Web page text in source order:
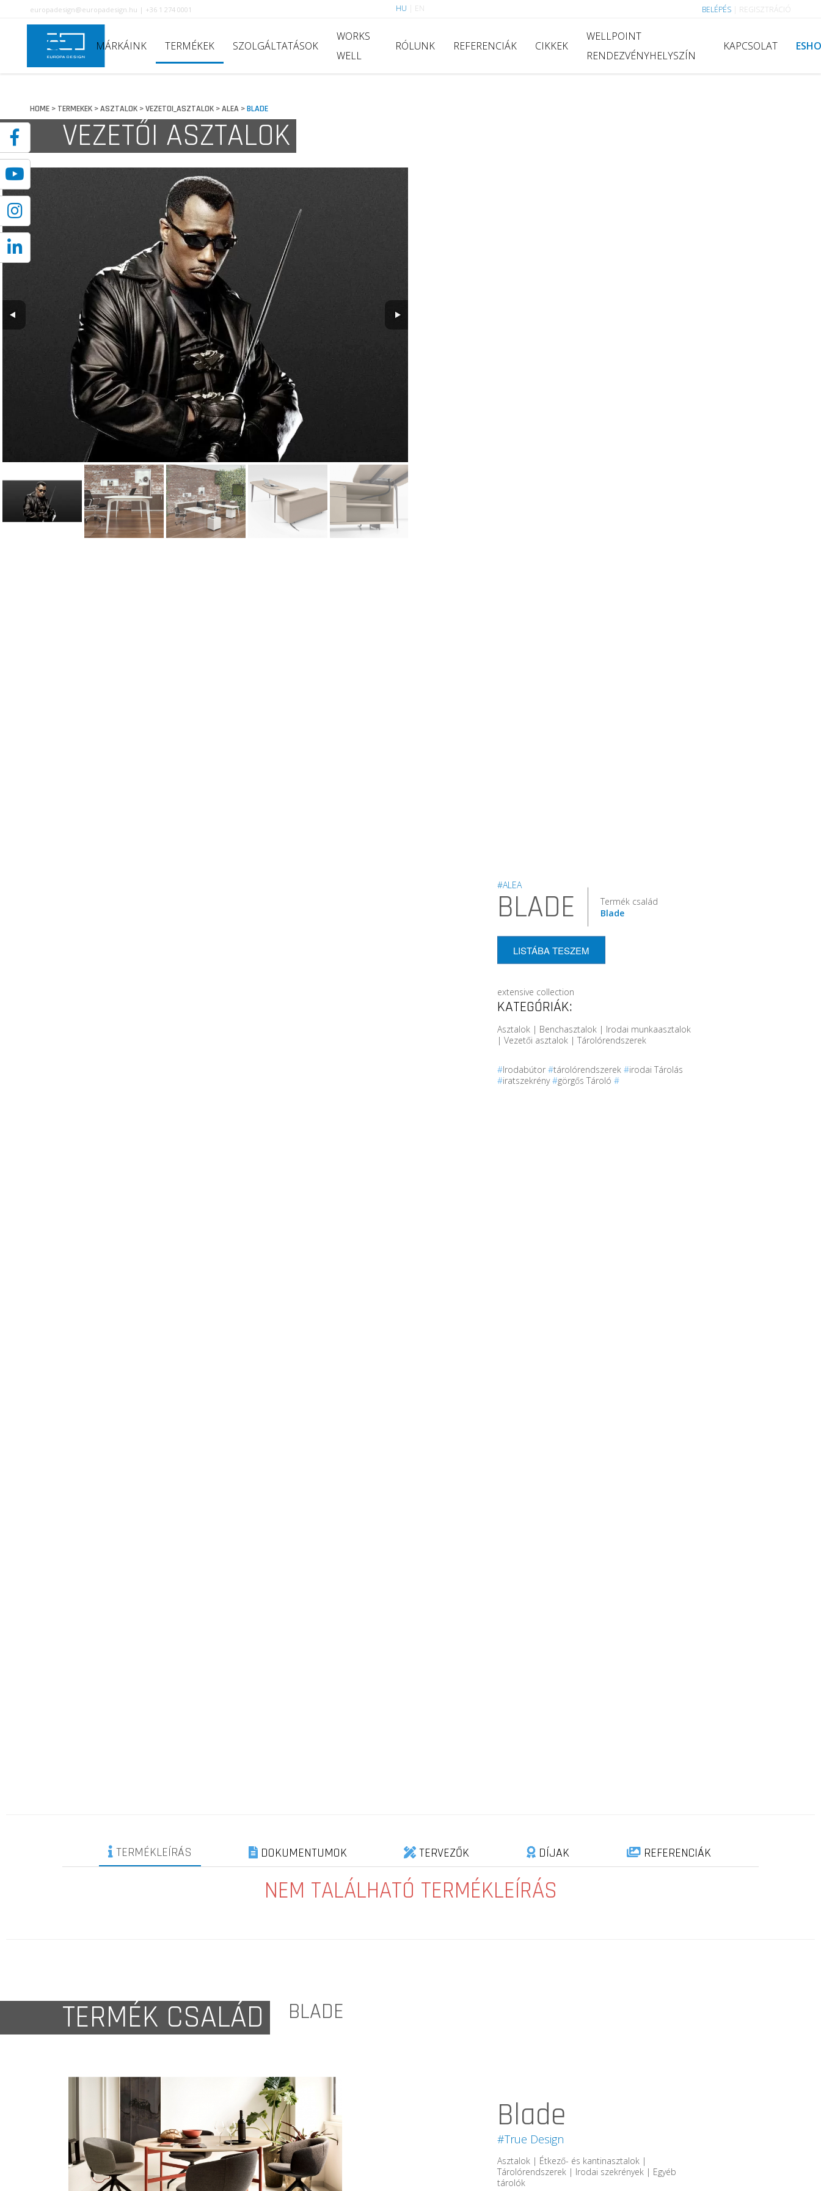
europadesign@europadesign.hu | +36 1 274 0001 HU EN BELÉPÉS REGISZTRÁCIÓ
MÁRKÁINK TERMÉKEK SZOLGÁLTATÁSOK
WORKS
WELL
RÓLUNK REFERENCIÁK CIKKEK
WELLPOINT
RENDEZVÉNYHELYSZÍN
KAPCSOLAT
HOME> TERMEKEK>ASZTALOK>VEZETOI_ASZTALOK>ALEA>BLADE
VEZETŐI ASZTALOK
#ALEA
BLADE
Termék család
Blade
LISTÁBA TESZEM
extensive collection
KATEGÓRIÁK:
Asztalok | Benchasztalok | Irodai munkaasztalok
| Vezetői asztalok | Tárolórendszerek
#Irodabútor #tárolórendszerek #irodai Tárolás
#iratszekrény#görgős Tároló #
TERMÉKLEÍRÁS DOKUMENTUMOK TERVEZŐK DÍJAK REFERENCIÁK
NEM TALÁLHATÓ TERMÉKLEÍRÁS
TERMÉK CSALÁD BLADE
Blade
#True Design
Asztalok | Étkező- és kantinasztalok |
Tárolórendszerek | Irodai szekrények | Egyéb
tárolók